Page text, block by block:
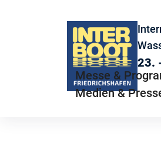
23.
Messe &
Medien &